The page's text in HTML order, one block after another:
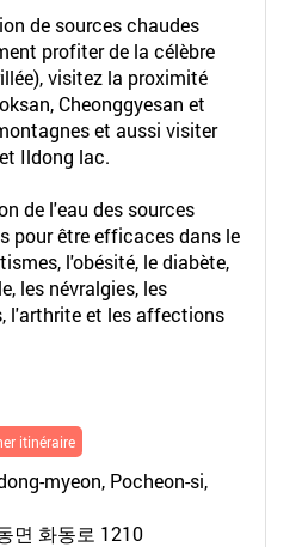
de sources chaudes
profiter de la célèbre
visitez la proximité
Cheonggyesan et
et aussi visiter
Ildong lac.
de l'eau des sources
pour être efficaces dans le
l'obésité, le diabète,
les névralgies, les
l'arthrite et les affections
itinéraire
myeon, Pocheon-si,
면 화동로 1210